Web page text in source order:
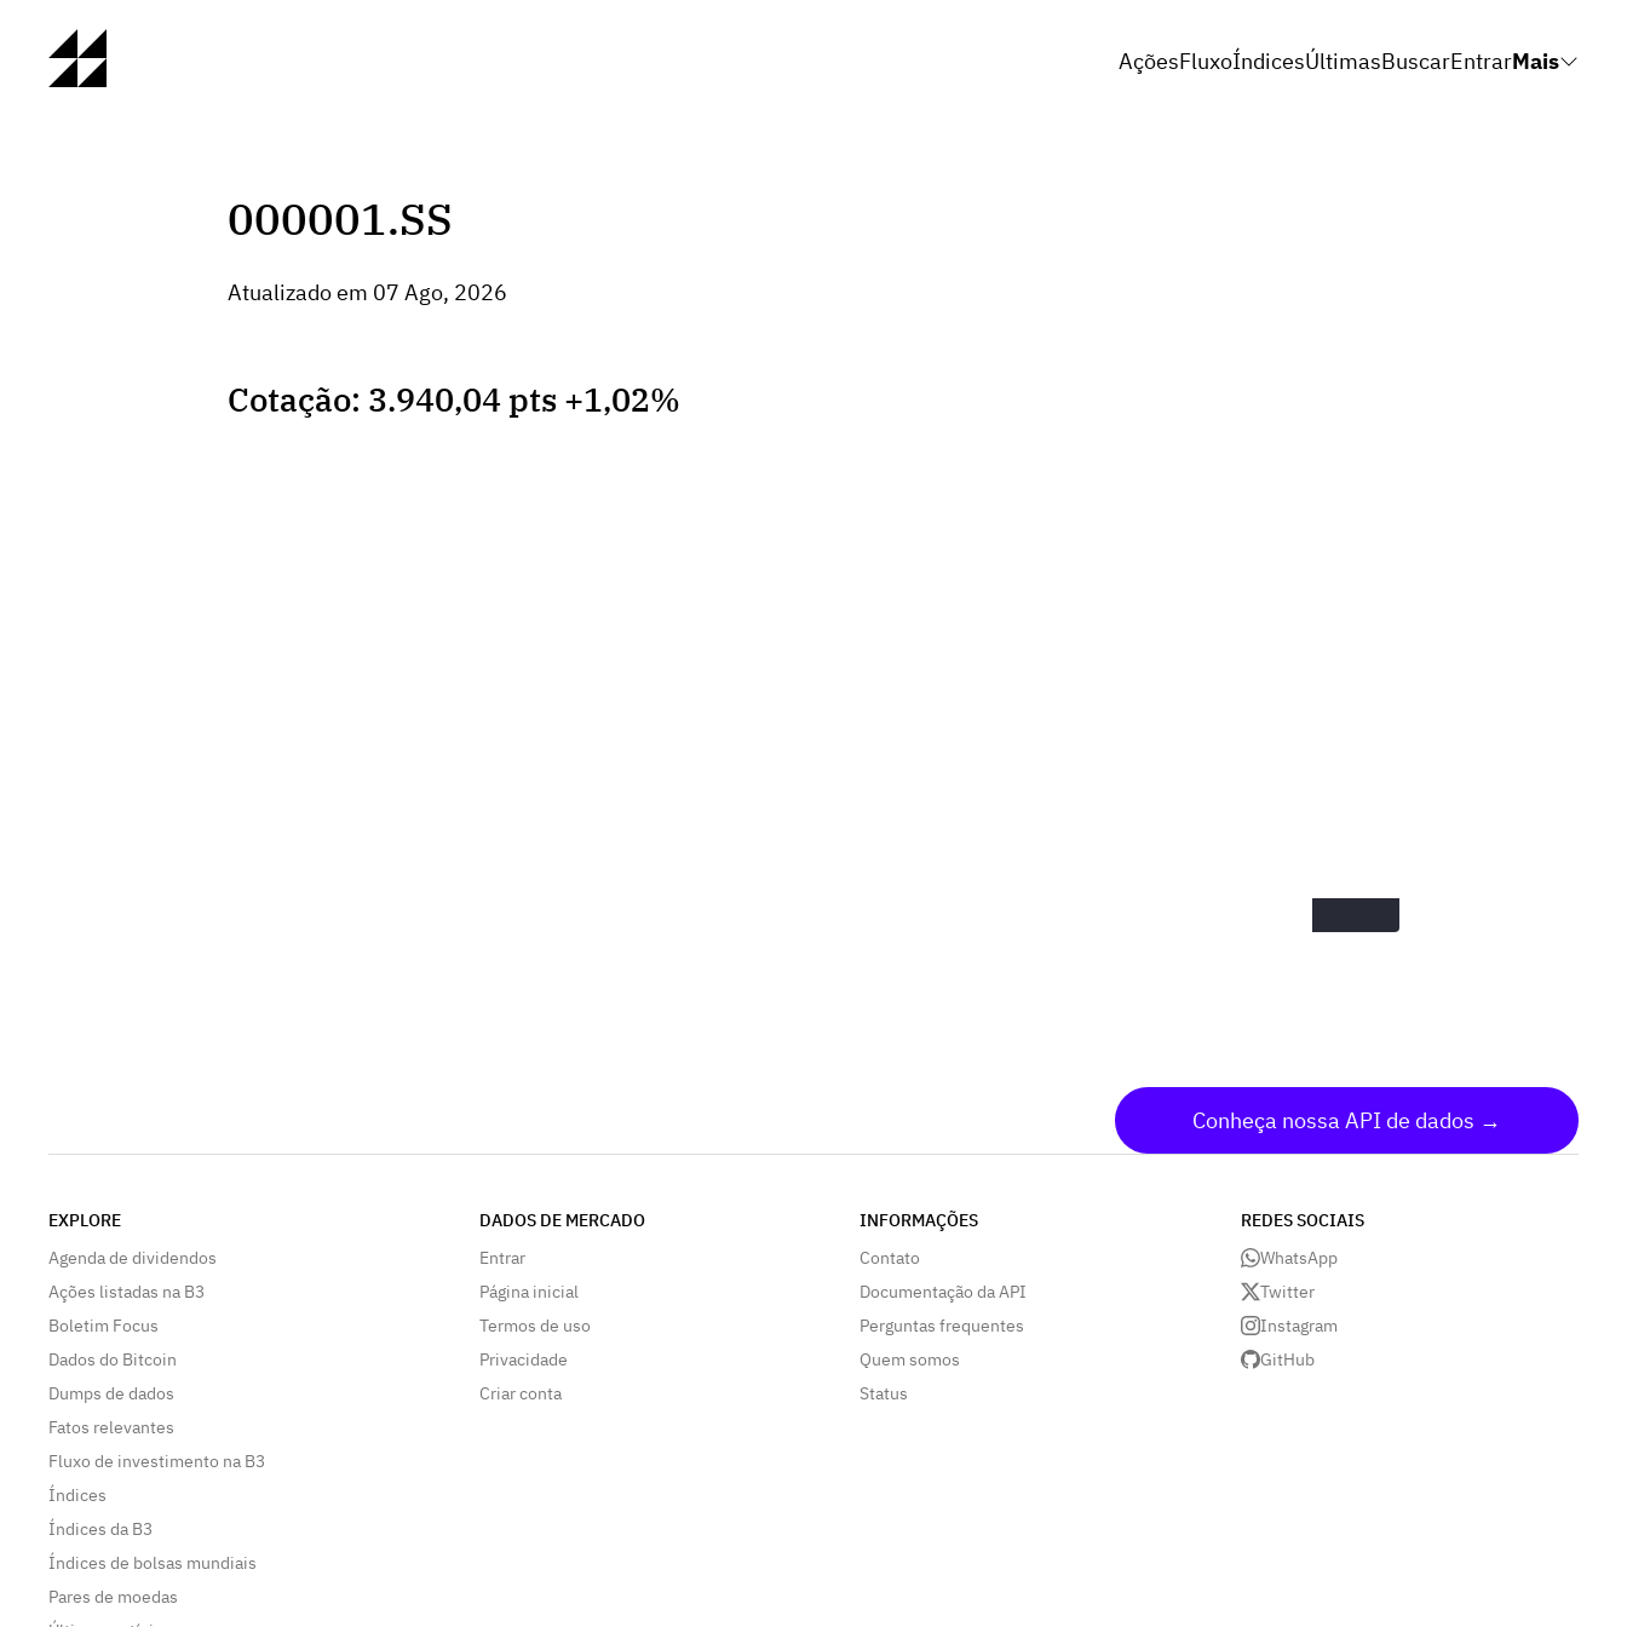
AçõesFluxoÍndicesÚltimasBuscarEntrarMais
000001.SS
Atualizado em 07 Ago, 2026
Cotação: 3.940,04 pts +1,02%
Conheça nossa API de dados →
EXPLORE
Agenda de dividendos
Ações listadas na B3
Boletim Focus
Dados do Bitcoin
Dumps de dados
Fatos relevantes
Fluxo de investimento na B3
Índices
Índices da B3
Índices de bolsas mundiais
Pares de moedas
DADOS DE MERCADO
Entrar
Página inicial
Termos de uso
Privacidade
Criar conta
INFORMAÇÕES
Contato
Documentação da API
Perguntas frequentes
Quem somos
Status
REDES SOCIAIS
WhatsApp
Twitter
Instagram
GitHub